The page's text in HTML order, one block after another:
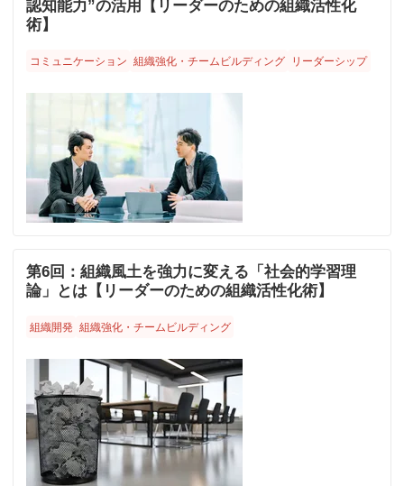
認知能力”の活用【リーダーのための組織活性化
術】
コミュニケーション 組織強化・チームビルディング リーダーシップ
第6回：組織風土を強力に変える「社会的学習理
論」とは【リーダーのための組織活性化術】
組織開発 組織強化・チームビルディング